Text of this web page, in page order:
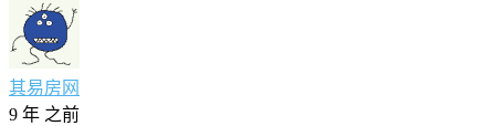
其易房网
9 年 之前